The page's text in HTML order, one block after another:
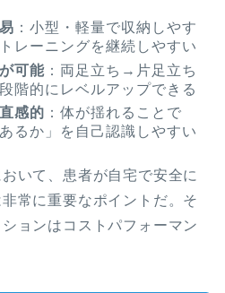
：小型・軽量で収納しやす
レーニングを継続しやすい
可能 ：両足立ち→片足立ち
階的にレベルアップできる
感的 ：体が揺れることで
るか」を自己認識しやすい
いて、患者が自宅で安全に
常に重要なポイントだ。そ
ョンはコストパフォーマン